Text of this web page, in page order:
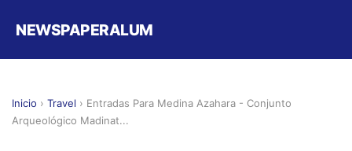
NEWSPAPERALUM
Inicio › Travel › Entradas Para Medina Azahara - Conjunto
Arqueológico Madinat...